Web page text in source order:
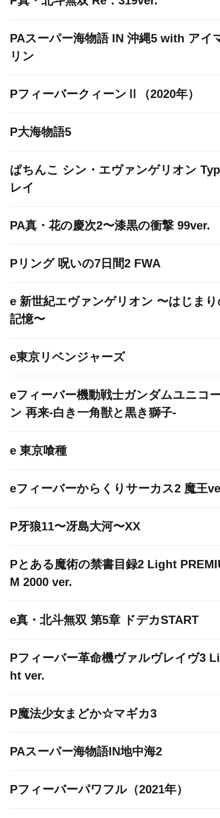
PAスーパー海物語 IN 沖縄5 with アイ
リン
PフィーバークィーンⅡ（2020年）
P大海物語5
ぱちんこ シン・エヴァンゲリオン
レイ
PA真・花の慶次2〜漆黒の衝撃 99ver.
Pリング 呪いの7日間2 FWA
e 新世紀エヴァンゲリオン 〜はじま
記憶〜
e東京リベンジャーズ
eフィーバー機動戦士ガンダムユニコ
ン 再来-白き一角獣と黒き獅子-
e 東京喰種
eフィーバーからくりサーカス2 魔王
P牙狼11〜冴島大河〜XX
Pとある魔術の禁書目録2 Light
M 2000 ver.
e真・北斗無双 第5章 ドデカSTART
Pフィーバー革命機ヴァルヴレイヴ3
ht ver.
P魔法少女まどか☆マギカ3
PAスーパー海物語IN地中海2
Pフィーバーパワフル（2021年）